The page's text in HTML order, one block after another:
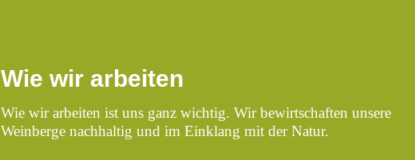
Wie wir arbeiten
Wie wir arbeiten ist uns ganz wichtig. Wir bewirtschaften unsere
Weinberge nachhaltig und im Einklang mit der Natur.